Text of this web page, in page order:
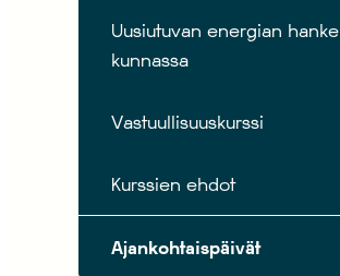
Uusiutuvan energian hanke
kunnassa
Vastuullisuuskurssi
Kurssien ehdot
Ajankohtaispäivät